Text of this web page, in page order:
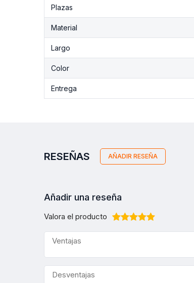
Plazas
Material
Largo
Color
Entrega
RESEÑAS AÑADIR RESEÑA
Añadir una reseña
Valora el producto